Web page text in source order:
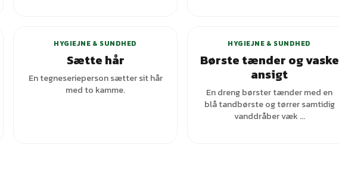
HYGIEJNE & SUNDHED
Sætte hår
En tegneserieperson sætter sit hår
med to kamme.
HYGIEJNE & SUNDHED
Børste tænder og vaske
ansigt
En dreng børster tænder med en
blå tandbørste og tørrer samtidig
vanddråber væk ...